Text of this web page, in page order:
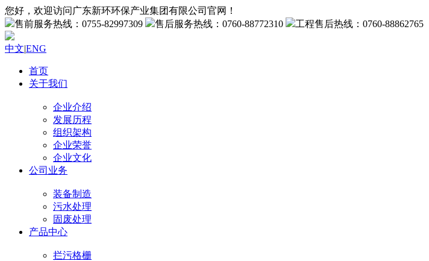
您好，欢迎访问广东新环环保产业集团有限公司官网！
售前服务热线：0755-82997309
售后服务热线：0760-88772310 工程售后热线：0760-88862765
中文|ENG
首页
关于我们
企业介绍
发展历程
组织架构
企业荣誉
企业文化
公司业务
装备制造
污水处理
固废处理
产品中心
拦污格栅